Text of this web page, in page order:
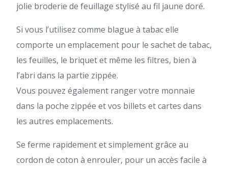
jolie broderie de feuillage stylisé au fil jaune doré.
Si vous l’utilisez comme blague à tabac elle
comporte un emplacement pour le sachet de tabac,
les feuilles, le briquet et même les filtres, bien à
l’abri dans la partie zippée.
Vous pouvez également ranger votre monnaie
dans la poche zippée et vos billets et cartes dans
les autres emplacements.
Se ferme rapidement et simplement grâce au
cordon de coton à enrouler, pour un accès facile à